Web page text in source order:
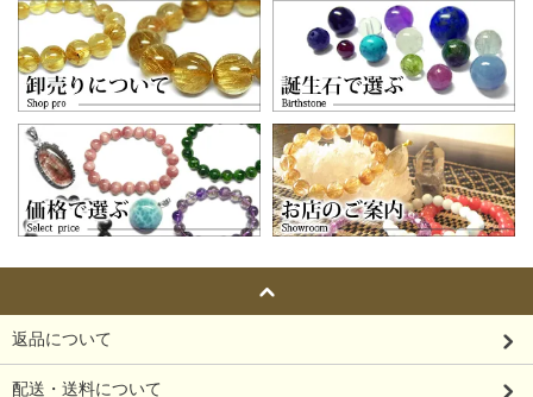
返品について
配送・送料について